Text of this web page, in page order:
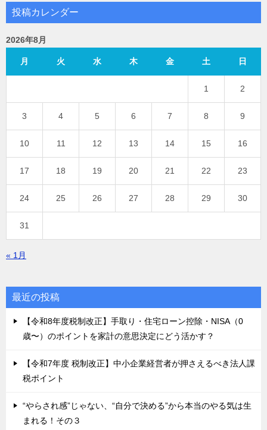
投稿カレンダー
2026年8月
月 火 水 木 金 土 日
1 2
3 4 5 6 7 8 9
10 11 12 13 14 15 16
17 18 19 20 21 22 23
24 25 26 27 28 29 30
31
« 1月
最近の投稿
【令和8年度税制改正】手取り・住宅ローン控除・NISA（0
歳〜）のポイントを家計の意思決定にどう活かす？
【令和7年度 税制改正】中小企業経営者が押さえるべき法人課
税ポイント
“やらされ感”じゃない、“自分で決める”から本当のやる気は生
まれる！その３